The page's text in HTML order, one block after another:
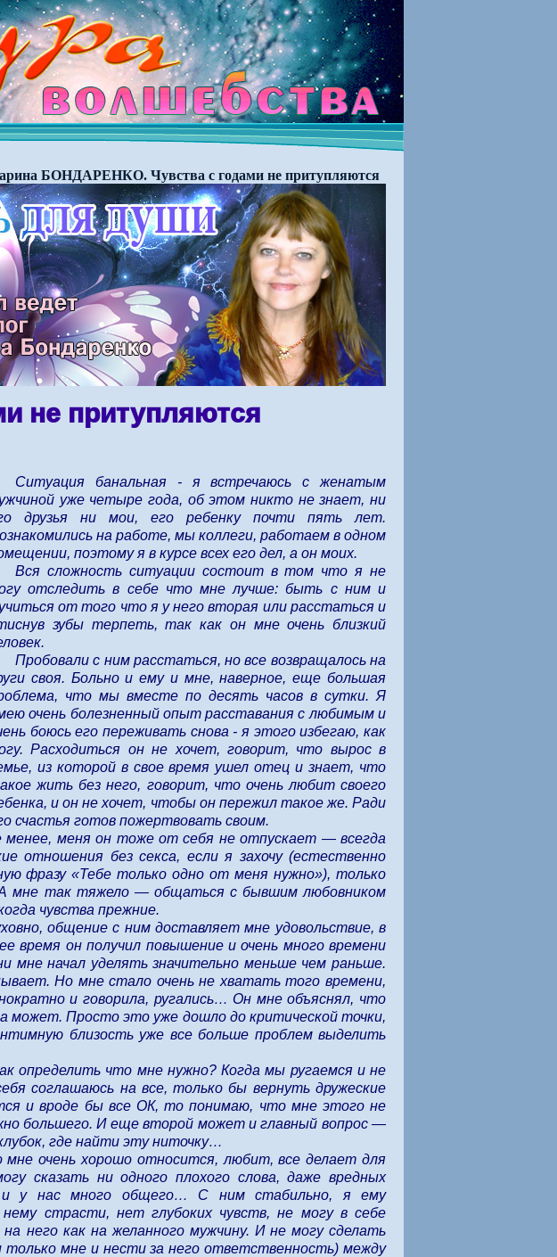
БОНДАРЕНКО. Чувства с годами не притупляются
не притупляются
Ситуация банальная - я встречаюсь с женатым
уже четыре года, об этом никто не знает, ни
друзья ни мои, его ребенку почти пять лет.
на работе, мы коллеги, работаем в одном
поэтому я в курсе всех его дел, а он моих.
Вся сложность ситуации состоит в том что я не
отследить в себе что мне лучше: быть с ним и
от того что я у него вторая или расстаться и
зубы терпеть, так как он мне очень близкий
Пробовали с ним расстаться, но все возвращалось на
своя. Больно и ему и мне, наверное, еще большая
что мы вместе по десять часов в сутки. Я
очень болезненный опыт расставания с любимым и
боюсь его переживать снова - я этого избегаю, как
Расходиться он не хочет, говорит, что вырос в
из которой в свое время ушел отец и знает, что
жить без него, говорит, что очень любит своего
и он не хочет, чтобы он пережил такое же. Ради
счастья готов пожертвовать своим.
меня он тоже от себя не отпускает — всегда
отношения без секса, если я захочу (естественно
фразу «Тебе только одно от меня нужно»), только
мне так тяжело — общаться с бывшим любовником
чувства прежние.
общение с ним доставляет мне удовольствие, в
время он получил повышение и очень много времени
мне начал уделять значительно меньше чем раньше.
Но мне стало очень не хватать того времени,
и говорила, ругались… Он мне объяснял, что
может. Просто это уже дошло до критической точки,
близость уже все больше проблем выделить
определить что мне нужно? Когда мы ругаемся и не
соглашаюсь на все, только бы вернуть дружеские
и вроде бы все ОК, то понимаю, что мне этого не
большего. И еще второй может и главный вопрос —
где найти эту ниточку…
очень хорошо относится, любит, все делает для
сказать ни одного плохого слова, даже вредных
у нас много общего… С ним стабильно, я ему
страсти, нет глубоких чувств, не могу в себе
него как на желанного мужчину. И не могу сделать
мне и нести за него ответственность) между